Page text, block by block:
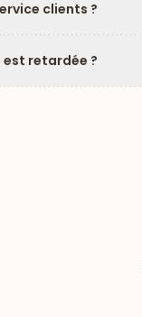
clients ?
retardée ?